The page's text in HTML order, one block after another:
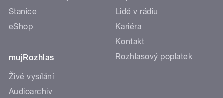
Stanice
eShop
mujRozhlas
Živé vysílání
Audioarchiv
Lidé v rádiu
Kariéra
Kontakt
Rozhlasový poplatek